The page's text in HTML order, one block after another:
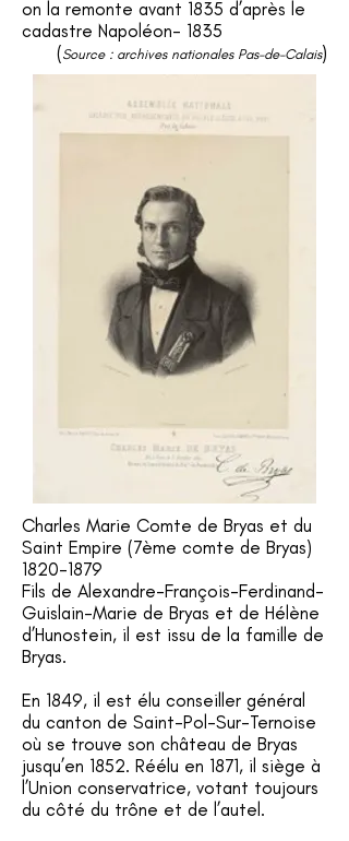
on la remonte avant 1835 d’après le
cadastre Napoléon- 1835
(Source : archives nationales Pas-de-Calais)
Charles Marie Comte de Bryas et du
Saint Empire (7ème comte de Bryas)
1820-1879
Fils de Alexandre-François-Ferdinand-
Guislain-Marie de Bryas et de Hélène
d’Hunostein, il est issu de la famille de
Bryas.
En 1849, il est élu conseiller général
du canton de Saint-Pol-Sur-Ternoise
où se trouve son château de Bryas
jusqu’en 1852. Réélu en 1871, il siège à
l’Union conservatrice, votant toujours
du côté du trône et de l’autel.